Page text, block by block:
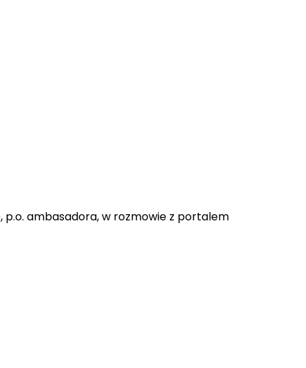
p.o. ambasadora, w rozmowie z portalem